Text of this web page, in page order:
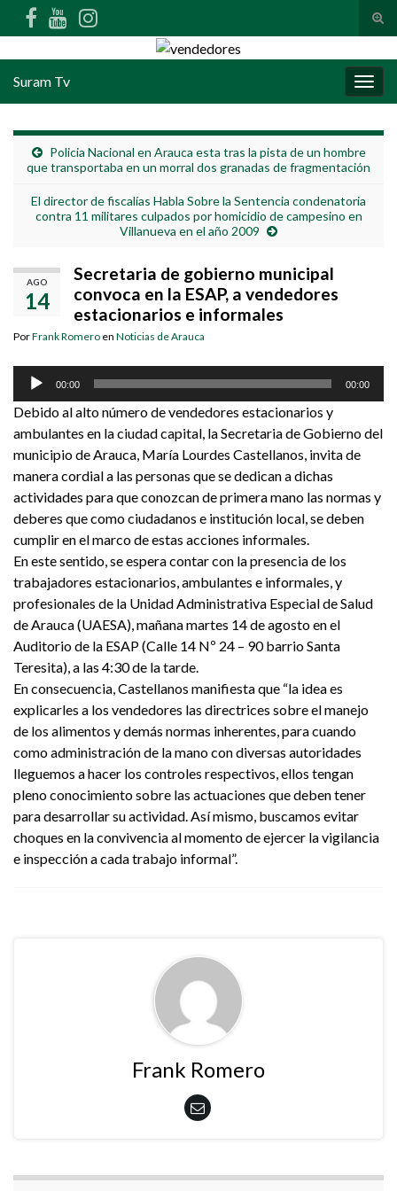
Search for:
Suram Tv
Policia Nacional en Arauca esta tras la pista de un hombre
que transportaba en un morral dos granadas de fragmentación
El director de fiscalías Habla Sobre la Sentencia condenatoria
contra 11 militares culpados por homicidio de campesino en
Villanueva en el año 2009
AGO
14
Secretaria de gobierno municipal
convoca en la ESAP, a vendedores
estacionarios e informales
PorFrank Romero en Noticias de Arauca
Reproductor
audio
00:00 00:00
Debido al alto número de vendedores estacionarios y
ambulantes en la ciudad capital, la Secretaria de Gobierno del
municipio de Arauca, María Lourdes Castellanos, invita de
manera cordial a las personas que se dedican a dichas
actividades para que conozcan de primera mano las normas y
deberes que como ciudadanos e institución local, se deben
cumplir en el marco de estas acciones informales.
En este sentido, se espera contar con la presencia de los
trabajadores estacionarios, ambulantes e informales, y
profesionales de la Unidad Administrativa Especial de Salud
de Arauca (UAESA), mañana martes 14 de agosto en el
Auditorio de la ESAP (Calle 14 Nº 24 – 90 barrio Santa
Teresita), a las 4:30 de la tarde.
En consecuencia, Castellanos manifiesta que “la idea es
explicarles a los vendedores las directrices sobre el manejo
de los alimentos y demás normas inherentes, para cuando
como administración de la mano con diversas autoridades
lleguemos a hacer los controles respectivos, ellos tengan
pleno conocimiento sobre las actuaciones que deben tener
para desarrollar su actividad. Así mismo, buscamos evitar
choques en la convivencia al momento de ejercer la vigilancia
e inspección a cada trabajo informal”.
Frank Romero